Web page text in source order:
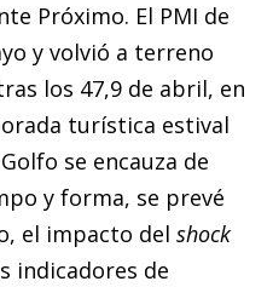
Próximo. El PMI de
y volvió a terreno
los 47,9 de abril, en
turística estival
se encauza de
y forma, se prevé
el impacto del shock
indicadores de